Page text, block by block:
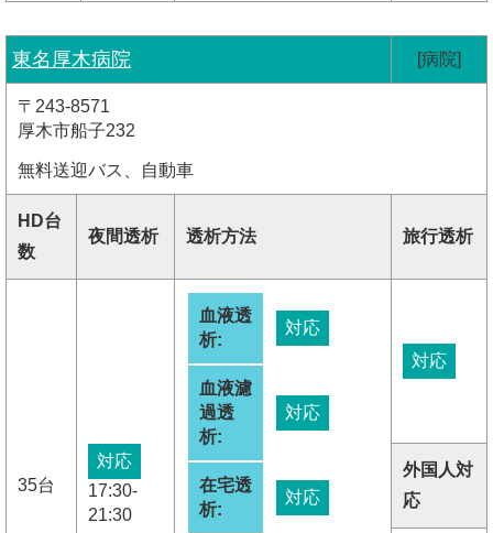
東名厚木病院 [病院]
〒243-8571
厚木市船子232
無料送迎バス、自動車
HD台
数
夜間透析 透析方法 旅行透析
35台
対応
17:30-
21:30
血液透
析:
対応
血液濾
過透
析:
対応
在宅透
析:
対応
対応
外国人対
応